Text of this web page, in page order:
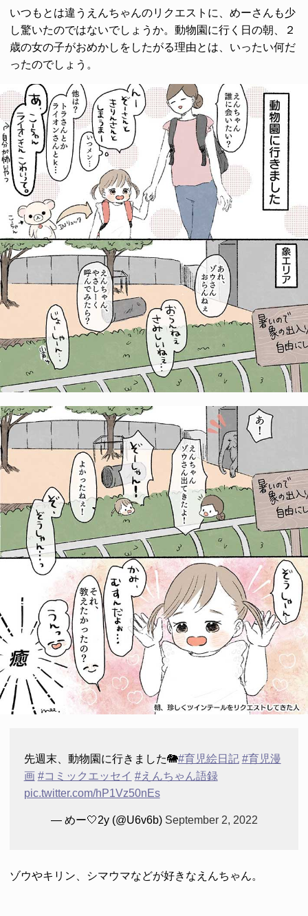
いつもとは違うえんちゃんのリクエストに、めーさんも少
し驚いたのではないでしょうか。動物園に行く日の朝、２
歳の女の子がおめかしをしたがる理由とは、いったい何だ
ったのでしょう。
先週末、動物園に行きました🐘#育児絵日記 #育児漫
画 #コミックエッセイ #えんちゃん語録
pic.twitter.com/hP1Vz50nEs
— めー🤍2y (@U6v6b) September 2, 2022
ゾウやキリン、シマウマなどが好きなえんちゃん。